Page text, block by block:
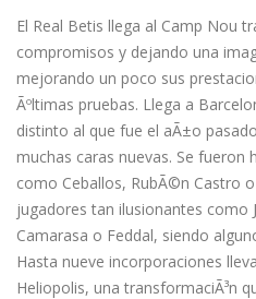
El Real Betis llega al Camp Nou
compromisos y dejando una
mejorando un poco sus
Ãºltimas pruebas. Llega a
distinto al que fue el aÃ±o
muchas caras nuevas. Se
como Ceballos, RubÃ©n Castro
jugadores tan ilusionantes como
Camarasa o Feddal, siendo
Hasta nueve incorporaciones
Heliopolis, una transformaciÃ³n